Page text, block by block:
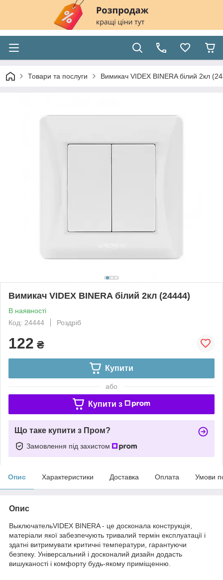
Товари та послуги Вимикач VIDEX BINERA білий 2кл
Вимикач VIDEX BINERA білий 2кл (24444)
В наявності
Код: 24444
Роздріб
122 ₴
Купити
або
Купити з
Що таке купити з Пром?
Замовлення під захистом
Опис Характеристики Доставка Оплата Умови
Опис
ВыключательVIDEX BINERA - це досконала конструкція,
матеріали якої забезпечують тривалий термін експлуатації і
здатні витримувати критичні температури, гарантуючи
безпеку. Універсальний і досконалий дизайн додасть
вишуканості і комфорту будь-якому приміщенню.